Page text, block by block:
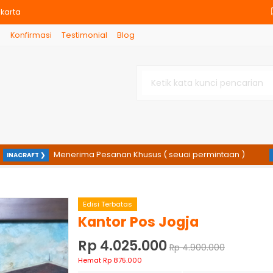
Konfirmasi Testimonial Blog
❯ Menerima Pesanan Khusus ( seuai permintaan )
Edisi Terbatas
Kantor Pos Jogja
Rp 4.025.000 Rp 4.900.000
Hemat Rp 875.000